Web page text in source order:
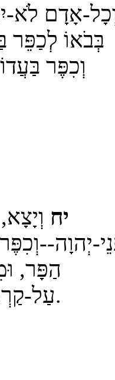
אָדָם לֹא-
בְּבֹאוֹ לְכַפֵּר
וְכִפֶּר
יח
יְהוָה--
הַפָּר,
עַל-קַרְנוֹת הַמִּזְבֵּחַ, סָבִיב.